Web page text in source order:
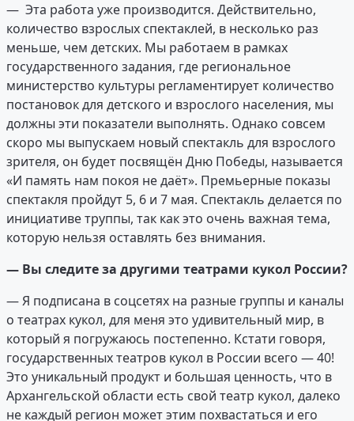
— Эта работа уже производится. Действительно,
количество взрослых спектаклей, в несколько раз
меньше, чем детских. Мы работаем в рамках
государственного задания, где региональное
министерство культуры регламентирует количество
постановок для детского и взрослого населения, мы
должны эти показатели выполнять. Однако совсем
скоро мы выпускаем новый спектакль для взрослого
зрителя, он будет посвящён Дню Победы, называется
«И память нам покоя не даёт». Премьерные показы
спектакля пройдут 5, 6 и 7 мая. Спектакль делается по
инициативе труппы, так как это очень важная тема,
которую нельзя оставлять без внимания.
— Вы следите за другими театрами кукол России?
— Я подписана в соцсетях на разные группы и каналы
о театрах кукол, для меня это удивительный мир, в
который я погружаюсь постепенно. Кстати говоря,
государственных театров кукол в России всего — 40!
Это уникальный продукт и большая ценность, что в
Архангельской области есть свой театр кукол, далеко
не каждый регион может этим похвастаться и его